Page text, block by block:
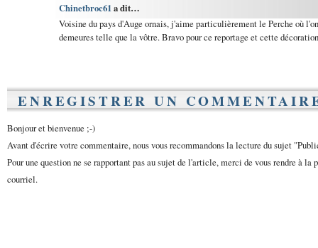
Chinetbroc61a dit…
Voisine du pays d'Auge ornais, j'aime particulièrement le Perche où
demeures telle que la vôtre. Bravo pour ce reportage et cette
ENREGISTRER UN
Bonjour et bienvenue ;-)
Avant d'écrire votre commentaire, nous vous recommandons la lecture du sujet
Pour une question ne se rapportant pas au sujet de l'article, merci de vous rendre à la
courriel.